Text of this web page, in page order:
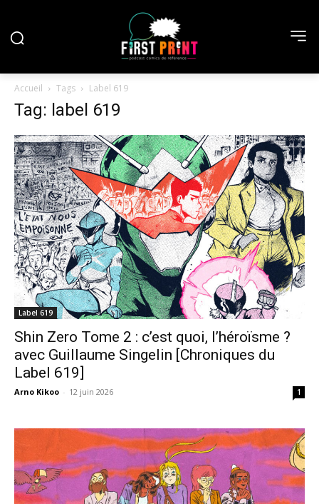
Accueil Tags Label 619
Tag: label 619
Label 619
Shin Zero Tome 2 : c’est quoi, l’héroïsme ?
avec Guillaume Singelin [Chroniques du
Label 619]
Arno Kikoo - 12 juin 2026 1